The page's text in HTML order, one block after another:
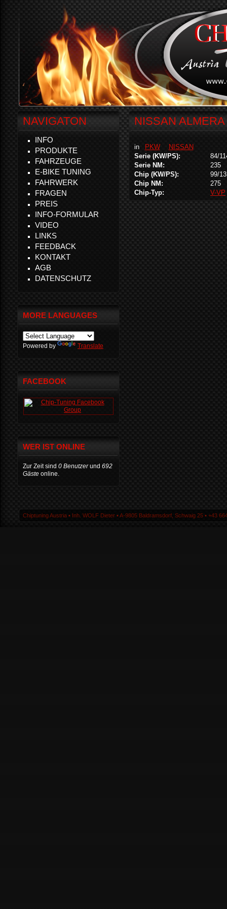
NISSAN
in PKW
NISSAN
Serie (KW/PS):
84/
Serie NM:
235
Chip (KW/PS):
99/
Chip NM:
275
Chip-Typ:
V-VP
NAVIGATON
INFO
PRODUKTE
FAHRZEUGE
E-BIKE TUNING
FAHRWERK
FRAGEN
PREIS
INFO-FORMULAR
VIDEO
LINKS
FEEDBACK
KONTAKT
AGB
DATENSCHUTZ
MORE LANGUAGES
Powered by Translate
FACEBOOK
WER IST ONLINE
Zur Zeit sind 0 Benutzerund 692
Gäste online.
Chiptuning Austria ▪ Inh. WOLF Dieter ▪ A-9805 Baldramsdorf, Schwaig 25 ▪ +43